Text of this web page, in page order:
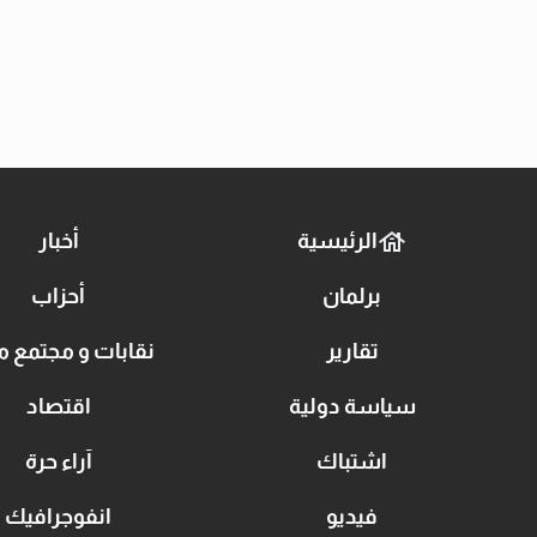
الرئيسية أخبار
برلمان أحزاب
تقارير نقابات و مجتمع
سياسة دولية اقتصاد
اشتباك آراء حرة
فيديو انفوجرافيك